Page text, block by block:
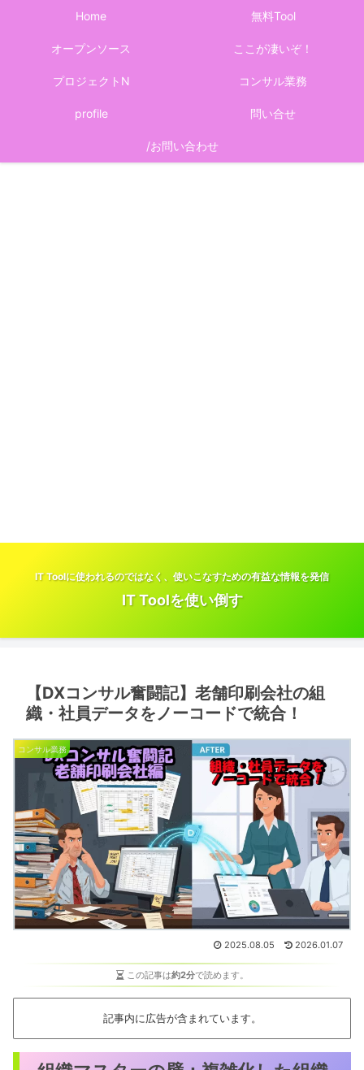
IT Toolに使われるのではなく、使いこなすための有益な情報を発信
IT Toolを使い倒す
Home 無料Tool
オープンソース ここが凄いぞ！
プロジェクトN コンサル業務
profile 問い合せ
/お問い合わせ
【DXコンサル奮闘記】老舗印刷会社の組
織・社員データをノーコードで統合！
コンサル業務
2025.08.05 2026.01.07
この記事は約2分で読めます。
記事内に広告が含まれています。